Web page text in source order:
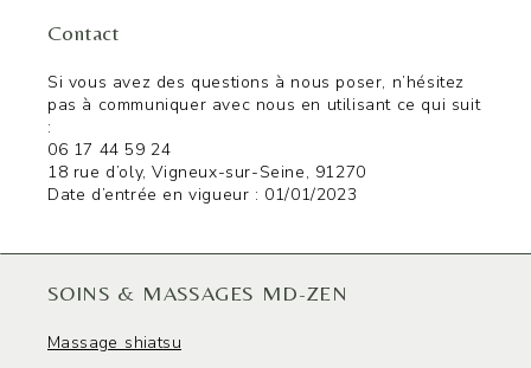
Contact
Si vous avez des questions à nous poser, n’hésitez
pas à communiquer avec nous en utilisant ce qui suit
:
06 17 44 59 24
18 rue d’oly, Vigneux-sur-Seine, 91270
Date d’entrée en vigueur : 01/01/2023
SOINS & MASSAGES MD-ZEN
Massage shiatsu